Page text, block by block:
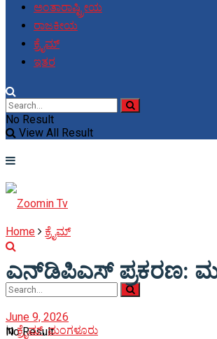
ಅಂತಾರಾಷ್ಟ್ರೀಯ
ರಾಜಕೀಯ
ಕ್ರೈಮ್
ಇತರ
No Result
View All Result
No Result
Home ಕ್ರೈಮ್
ಎನ್‌ಡಿಪಿಎಸ್ ಪ್ರಕರಣ:
June 9, 2026
in ಕ್ರೈಮ್,ಮಂಗಳೂರು